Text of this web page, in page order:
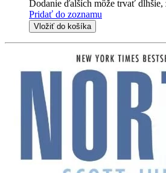
Dodanie ďalších môže trvať dlhšie,
Pridať do zoznamu
Vložiť do košíka